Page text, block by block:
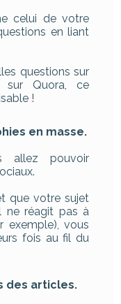
celui de votre
en liant
questions sur
sur Quora, ce
!
en masse.
allez pouvoir
que votre sujet
ne réagit pas à
exemple), vous
fois au fil du
des articles.